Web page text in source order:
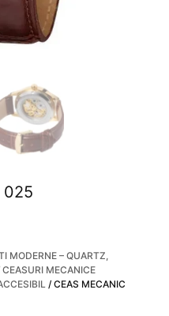
025
MODERNE – QUARTZ,
CEASURI MECANICE
/ CEAS MECANIC